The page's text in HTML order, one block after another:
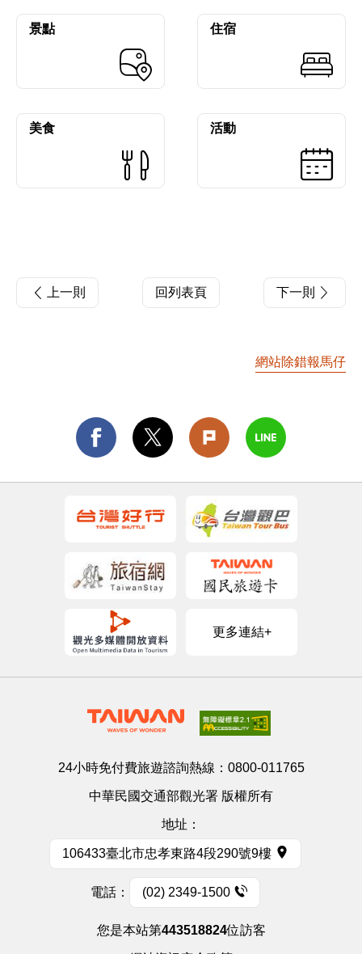
景點 住宿
美食 活動
上一則 回列表頁 下一則
網站除錯報馬仔
更多連結+
24小時免付費旅遊諮詢熱線： 0800-011765
中華民國交通部觀光署 版權所有
地址：
106433臺北市忠孝東路4段290號9樓
電話： (02) 2349-1500
您是本站第443518824位訪客